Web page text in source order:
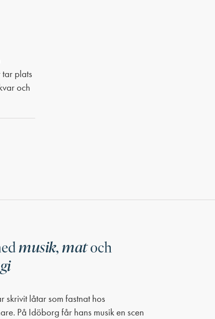
plats
och
musik,matoch
skrivit låtar som fastnat hos
På Idöborg får hans musik en scen